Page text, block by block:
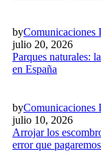
byComunicaciones
julio 20, 2026
Parques naturales:
en España
byComunicaciones
julio 10, 2026
Arrojar los
error que